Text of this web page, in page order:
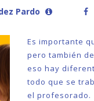
Pardo
Es importante
pero también
eso hay
todo que se
el profesorado.